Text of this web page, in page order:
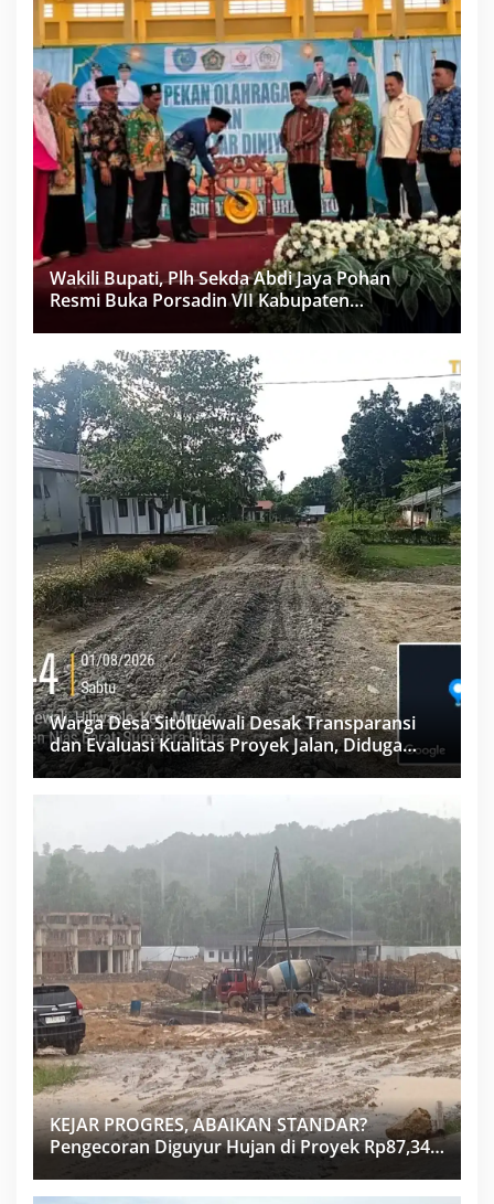
Wakili Bupati, Plh Sekda Abdi Jaya Pohan
Resmi Buka Porsadin VII Kabupaten
Warga Desa Sitoluewali Desak Transparansi
dan Evaluasi Kualitas Proyek Jalan, Diduga
Minim Informasi
KEJAR PROGRES, ABAIKAN STANDAR?
Pengecoran Diguyur Hujan di Proyek Rp87,34
Miliar Sukma Nias, Konsultan, Pengawas dan
PPK Bungkam